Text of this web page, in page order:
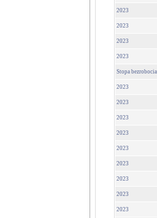
2023
2023
2023
2023
Stopa bezrobocia
2023
2023
2023
2023
2023
2023
2023
2023
2023